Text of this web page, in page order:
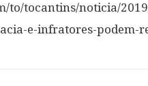
to/tocantins/noticia/
e-infratores-